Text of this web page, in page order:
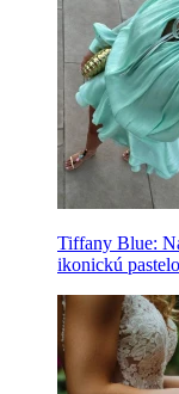
Tiffany Blue:
ikonickú